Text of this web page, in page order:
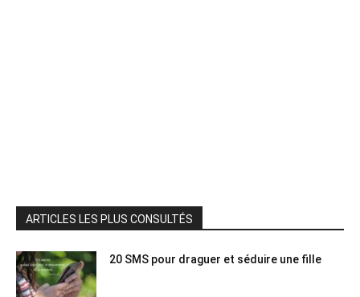
ARTICLES LES PLUS CONSULTÉS
20 SMS pour draguer et séduire une fille